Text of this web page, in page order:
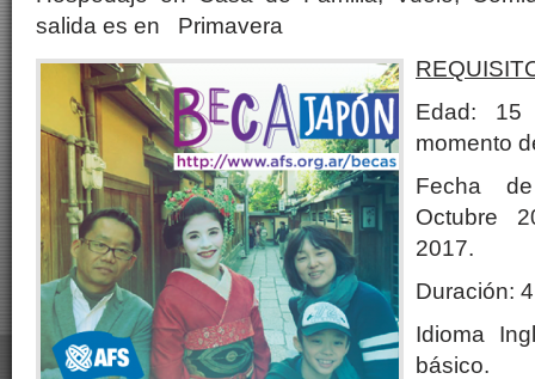
salida es en Primavera
Edad:
momento
Fecha
Octubre
2017.
Duración:
Idioma
básico.